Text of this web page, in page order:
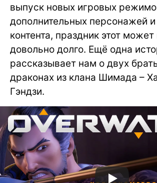
выпуск новых игровых
дополнительных персонажей и
контента, праздник этот
довольно долго. Ещё одна
рассказывает нам о двух
драконах из клана Шимада –
Гэндзи.